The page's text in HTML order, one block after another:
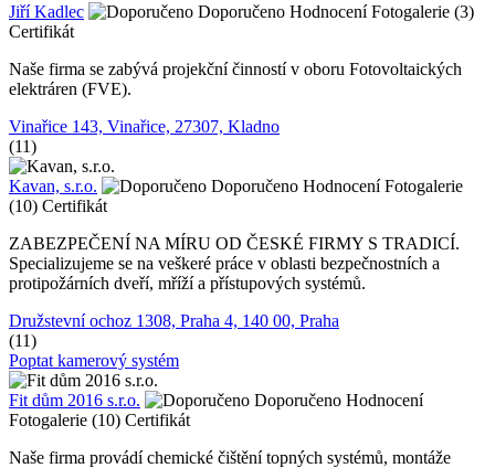
Jiří Kadlec Doporučeno Hodnocení Fotogalerie (3)
Certifikát
Naše firma se zabývá projekční činností v oboru Fotovoltaických
elektráren (FVE).
Vinařice 143, Vinařice, 27307, Kladno
(11)
Kavan, s.r.o. Doporučeno Hodnocení Fotogalerie
(10) Certifikát
ZABEZPEČENÍ NA MÍRU OD ČESKÉ FIRMY S TRADICÍ.
Specializujeme se na veškeré práce v oblasti bezpečnostních a
protipožárních dveří, mříží a přístupových systémů.
Družstevní ochoz 1308, Praha 4, 140 00, Praha
(11)
Poptat kamerový systém
Fit dům 2016 s.r.o. Doporučeno Hodnocení
Fotogalerie (10) Certifikát
Naše firma provádí chemické čištění topných systémů, montáže